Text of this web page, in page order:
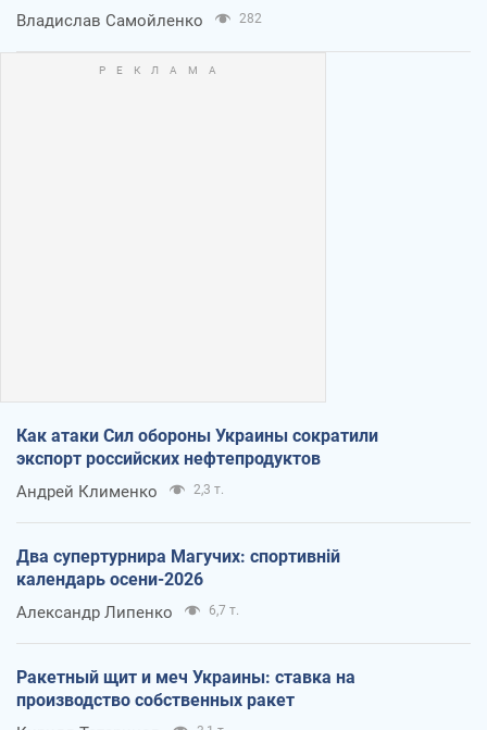
Владислав Самойленко 282
Как атаки Сил обороны Украины сократили
экспорт российских нефтепродуктов
Андрей Клименко 2,3 т.
Два супертурнира Магучих: спортивній
календарь осени-2026
Александр Липенко 6,7 т.
Ракетный щит и меч Украины: ставка на
производство собственных ракет